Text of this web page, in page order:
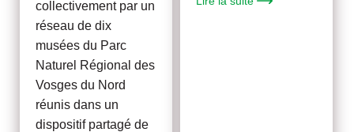
collectivement par un
réseau de dix
musées du Parc
Naturel Régional des
Vosges du Nord
réunis dans un
dispositif partagé de